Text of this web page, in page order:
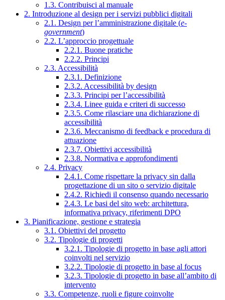
1.3. Contribuisci al manuale
2. Introduzione al design per i servizi pubblici digitali
2.1. Design per l’amministrazione digitale (e-
government)
2.2. L’approccio progettuale
2.2.1. Buone pratiche
2.2.2. Principi
2.3. Accessibilità
2.3.1. Definizione
2.3.2. Accessibilità by design
2.3.3. Principi per l’accessibilità
2.3.4. Linee guida e criteri di successo
2.3.5. Come rilasciare una dichiarazione di
accessibilità
2.3.6. Meccanismo di feedback e procedura di
attuazione
2.3.7. Obiettivi accessibilità
2.3.8. Normativa e approfondimenti
2.4. Privacy
2.4.1. Come rispettare la privacy sin dalla
progettazione di un sito o servizio digitale
2.4.2. Richiedi il consenso quando necessario
2.4.3. Le basi del sito web: architettura,
informativa privacy, riferimenti DPO
3. Pianificazione, gestione e strategia
3.1. Obiettivi del progetto
3.2. Tipologie di progetti
3.2.1. Tipologie di progetto in base agli attori
coinvolti nel servizio
3.2.2. Tipologie di progetto in base al focus
3.2.3. Tipologie di progetto in base all’ambito di
intervento
3.3. Competenze, ruoli e figure coinvolte